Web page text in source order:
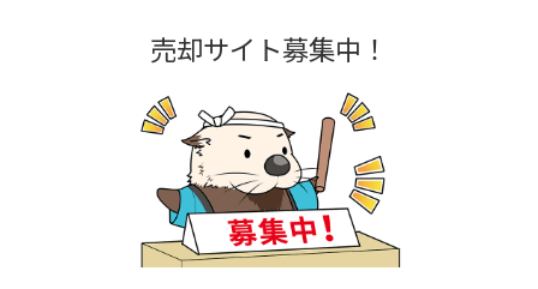
売却サイト募集中！